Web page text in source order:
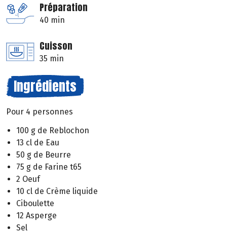
Préparation
40 min
Cuisson
35 min
Ingrédients
Pour 4 personnes
100 g de Reblochon
13 cl de Eau
50 g de Beurre
75 g de Farine t65
2 Oeuf
10 cl de Crème liquide
Ciboulette
12 Asperge
Sel